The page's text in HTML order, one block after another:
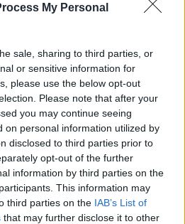
My Personal
sale, sharing to third parties, or
or sensitive information for
please use the below opt-out
Please note that after your
you may continue seeing
on personal information utilized by
disclosed to third parties prior to
opt-out of the further
information by third parties on the
This information may
third parties on the IAB’s List of
that may further disclose it to other
Γαλλικής
τη μακρινή
τις
η ταχύτητα» – Η ανάλυση
το σφοδρό δυστύχημα